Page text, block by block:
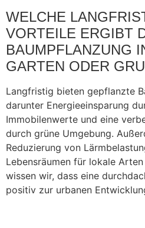
WELCHE
VORTEILE ERGIBT
BAUMPFLANZUNG
GARTEN ODER
Langfristig bieten gepflanzte
darunter Energieeinsparung
Immobilenwerte und eine
durch grüne Umgebung.
Reduzierung von
Lebensräumen für lokale
wissen wir, dass eine
positiv zur urbanen